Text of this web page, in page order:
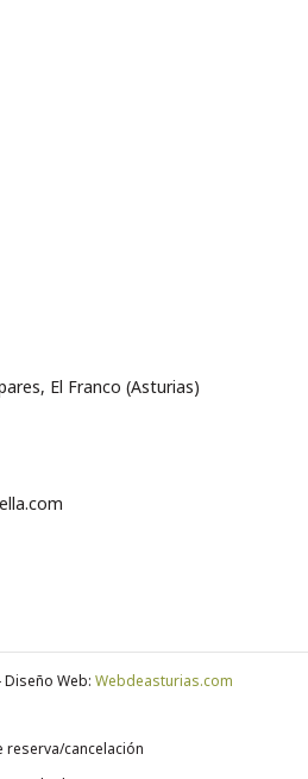
El Franco (Asturias)
Web: Webdeasturias.com
reserva/cancelación